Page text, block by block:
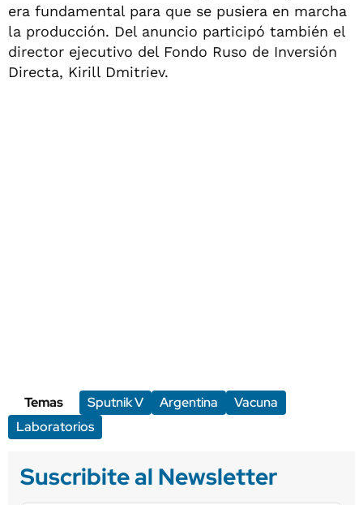
era fundamental para que se pusiera en marcha
la producción. Del anuncio participó también el
director ejecutivo del Fondo Ruso de Inversión
Directa, Kirill Dmitriev.
Temas Sputnik V Argentina
Vacuna
Laboratorios
Suscribite al Newsletter